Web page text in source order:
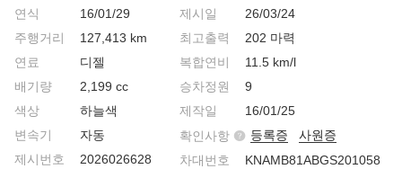
연식
16/01/29
주행거리
127,413 km
연료
디젤
배기량
2,199 cc
색상
하늘색
변속기
자동
제시번호
2026026628
제시일
26/03/24
최고출력
202 마력
복합연비
11.5 km/l
승차정원
9
제작일
16/01/25
확인사항
등록증
사원증
차대번호
KNAMB81ABGS201058